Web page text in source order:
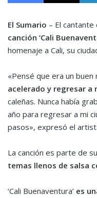
El Sumario – El cantante
canción ‘Cali
homenaje a Cali, su
«Pensé que era un
acelerado y regresar a
caleñas. Nunca había
año para regresar a mi
pasos», expresó el
La canción es parte de
temas llenos de salsa
‘Cali Buenaventura’ es